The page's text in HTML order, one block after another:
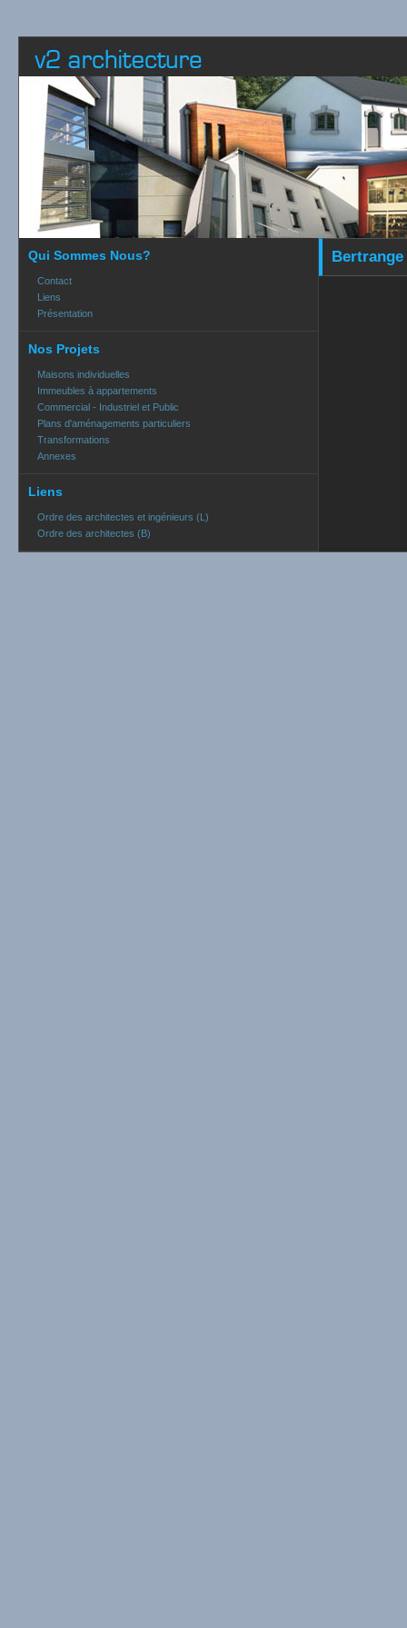
Qui Sommes Nous?
Contact
Liens
Présentation
Nos Projets
Maisons individuelles
Immeubles à appartements
Commercial - Industriel et Public
Plans d'aménagements particuliers
Transformations
Annexes
Liens
Ordre des architectes et ingénieurs (L)
Ordre des architectes (B)
Bertrange